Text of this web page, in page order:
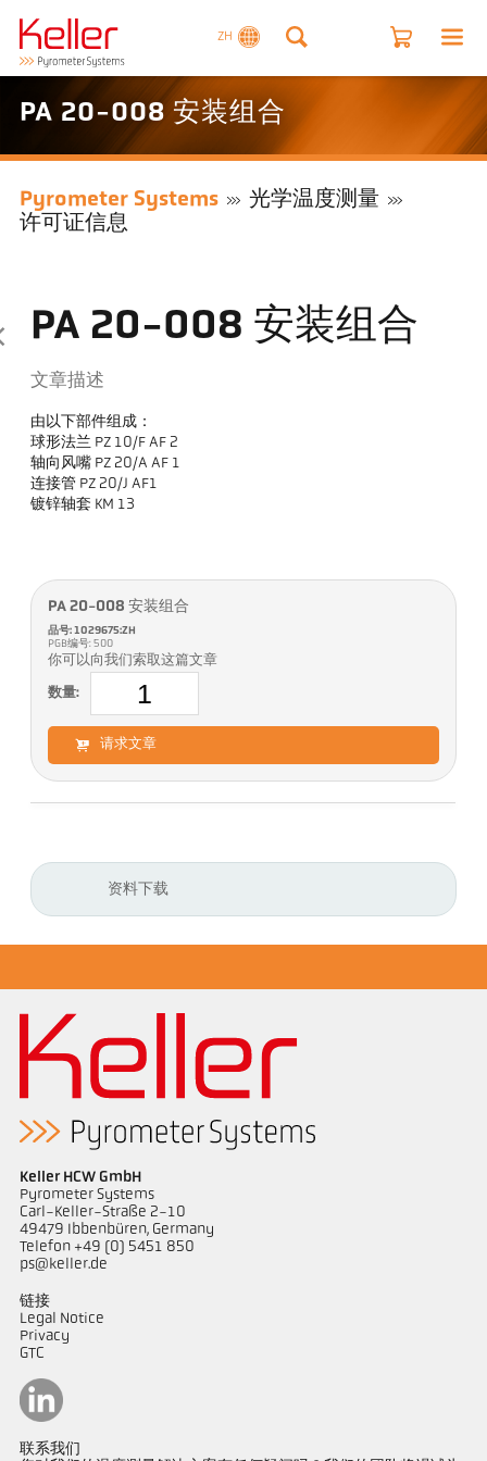
ZH
PA 20-008 安装组合
Pyrometer Systems
光学温度测量
许可证信息
PA 20-008 安装组合
文章描述
由以下部件组成：
球形法兰 PZ 10/F AF 2
轴向风嘴 PZ 20/A AF 1
连接管 PZ 20/J AF1
镀锌轴套 KM 13
PA 20-008 安装组合
品号: 1029675:ZH
PGB编号: 500
你可以向我们索取这篇文章
数量:
请求文章
资料下载
Keller HCW GmbH
Pyrometer Systems
Carl-Keller-Straße 2-10
49479 Ibbenbüren, Germany
Telefon +49 (0) 5451 850
ps@keller.de
链接
Legal Notice
Privacy
GTC
联系我们